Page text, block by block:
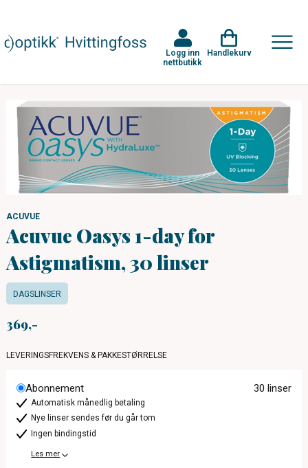
Logg inn
nettbutikk
Handlekurv
ACUVUE
Acuvue Oasys 1-day for
Astigmatism, 30 linser
DAGSLINSER
369
LEVERINGSFREKVENS & PAKKESTØRRELSE
Abonnement 30 linser
Automatisk månedlig betaling
Nye linser sendes før du går tom
Ingen bindingstid
Les mer